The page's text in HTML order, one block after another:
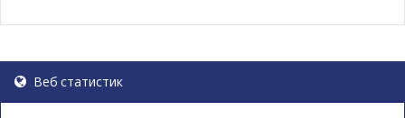
Веб статистик